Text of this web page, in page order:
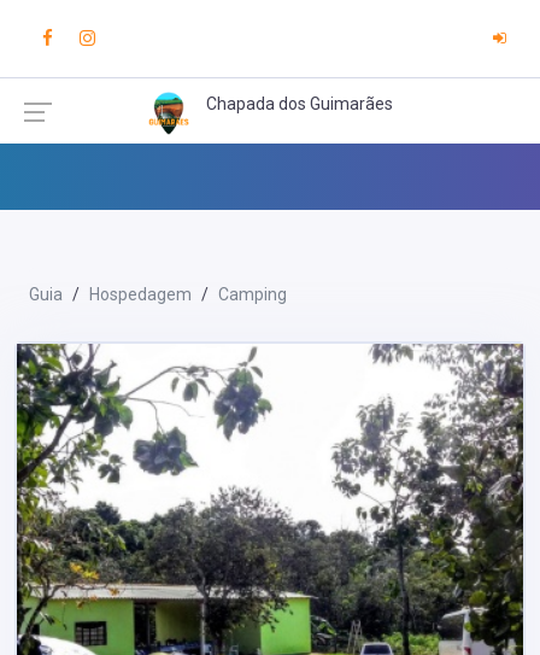
Chapada dos Guimarães
Guia Hospedagem Camping